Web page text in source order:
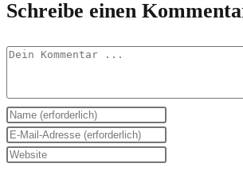
Schreibe einen
Kommentieren
Gib
deinen
Namen
Gib
deine
Gib